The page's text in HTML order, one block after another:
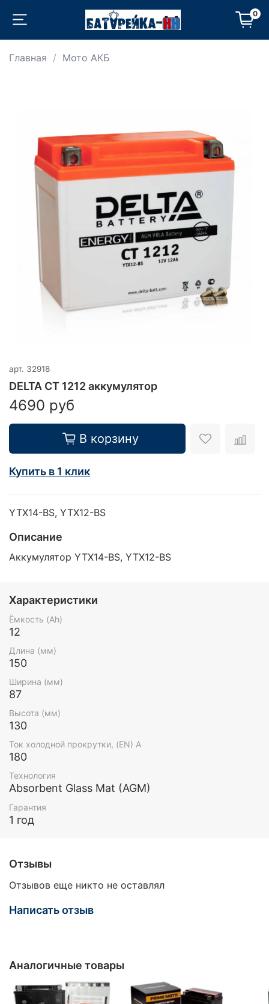
0
Главная Мото АКБ
арт. 32918
DELTA CT 1212 аккумулятор
4690 руб
В корзину
Купить в 1 клик
YTX14-BS, YTX12-BS
Описание
Аккумулятор YTX14-BS, YTX12-BS
Характеристики
Ёмкость (Ah)
12
Длина (мм)
150
Ширина (мм)
87
Высота (мм)
130
Ток холодной прокрутки, (EN) А
180
Технология
Absorbent Glass Mat (AGM)
Гарантия
1 год
Отзывы
Отзывов еще никто не оставлял
Написать отзыв
Аналогичные товары